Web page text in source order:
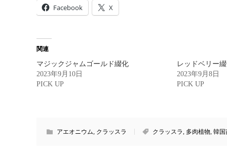
Facebook X
関連
マジックジャムゴールド綴化
2023年9月10日
PICK UP
レッドベリー
2023年9月8日
PICK UP
アエオニウム クラッスラ クラッスラ 多肉植物 韓国